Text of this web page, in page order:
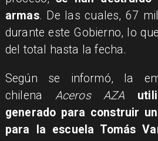
armas. De las cuales, 67
durante este Gobierno, lo
del total hasta la fecha.
Según se informó, la
chilena Aceros AZA
generado para construir
para la escuela Tomás